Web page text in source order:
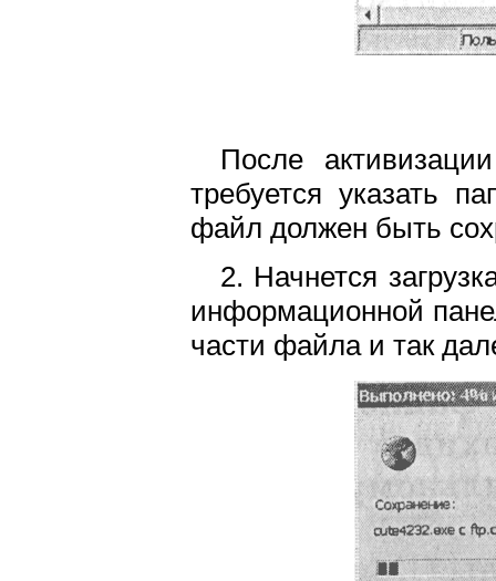
После
требуется указать
файл должен быть
2. Начнется
информационной
части файла и так